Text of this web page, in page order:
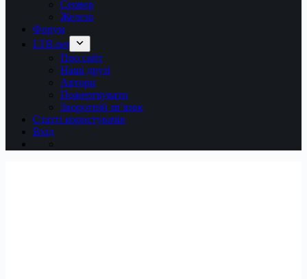
Сервер
Железо
Форум
LTB.net
Про сайт
Наші друзі
Автори
Пожертвувати
Зворотній зв’язок
Статті користувачів
Вхід